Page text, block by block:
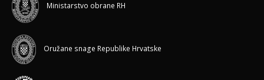
Ministarstvo obrane RH
Oružane snage Republike Hrvatske